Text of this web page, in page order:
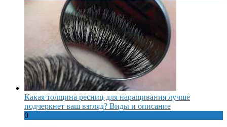
Какая толщина ресниц для наращивания лучше
подчеркнет ваш взгляд? Виды и описание
0